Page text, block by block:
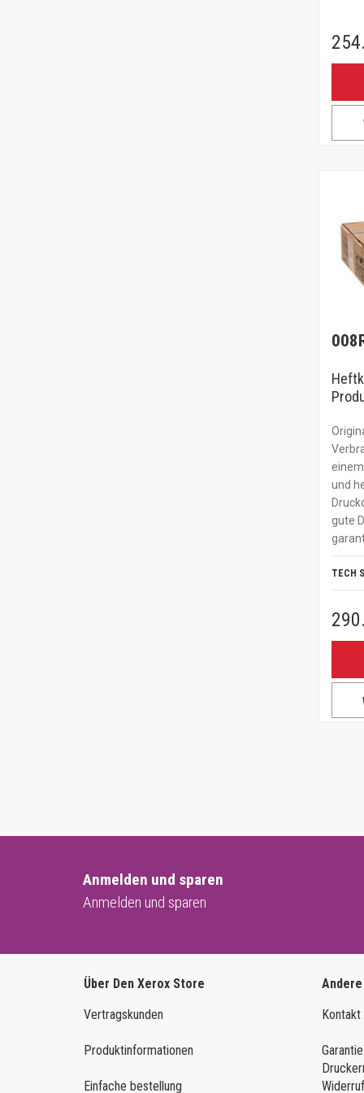
und
gute
TECH
Anmelden und sparen
Anmelden und sparen
Über Den Xerox Store
Vertragskunden
Produktinformationen
Einfache bestellung
Kontakt